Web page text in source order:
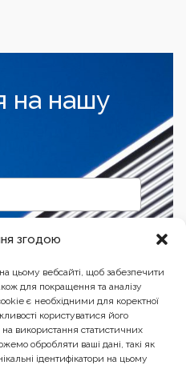
згодою
цьому вебсайті, щоб забезпечити
для покращення та аналізу
є необхідними для коректної
користуватися його
використання статистичних
обробляти ваші дані, такі як
ідентифікатори на цьому
на нашу